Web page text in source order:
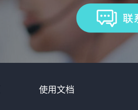
使用文档